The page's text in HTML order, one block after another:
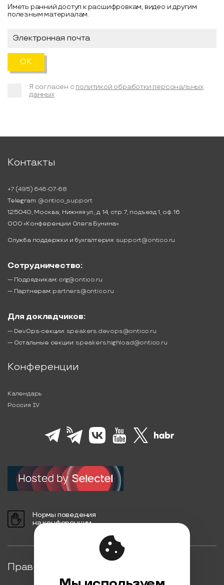
Иметь ранний доступ к расшифровкам, видео и другим
полезным материалам.
Я согласен с политикой обработки персональных
данных
Контакты
+7 (495) 646-07-68
Telegram: @ontico_support
125040, Москва, Нижняя ул., д. 14, стр. 7, подъезд 1, оф. 16
ООО «Конференции Олега Бунина»
Служба поддержки и бухгалтерия: support@ontico.ru
Сотрудничество:
— Подрядчикам: org@ontico.ru
— Партнерам: partners@ontico.ru
Для докладчиков:
— DevOps-секции: speakers.devops@ontico.ru
— Остальные секции: speakers.highload@ontico.ru
Конференции
Календарь
Россия IV
Нормы поведения
на конференции
Правовая информация